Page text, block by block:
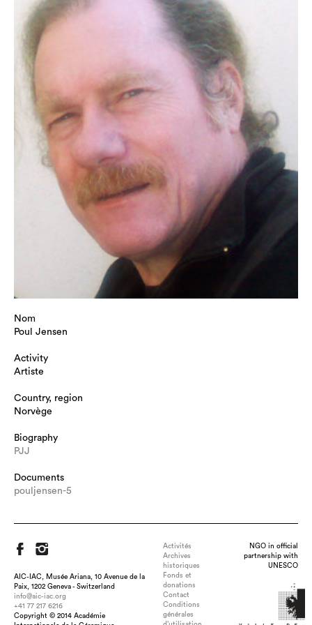
Nom
Poul Jensen
Activity
Artiste
Country, region
Norvège
Biography
PJJ
Documents
pouljensen-5
AIC-IAC, Musée Ariana, 10 Avenue de la
Paix, 1202 Geneva - Switzerland
info@aic-iac.org
+41 77 217 6216
Copyright © 2014 Académie
Activités
Archives
historiques
Fonds et
donations
Contact
Conditions
générales
NGO in official
partnership with
UNESCO